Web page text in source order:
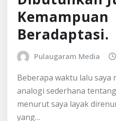
Lamborghini
Banyak
Dibutuhkan
Kemampuan
Beradaptasi.
Pulaugaram Media